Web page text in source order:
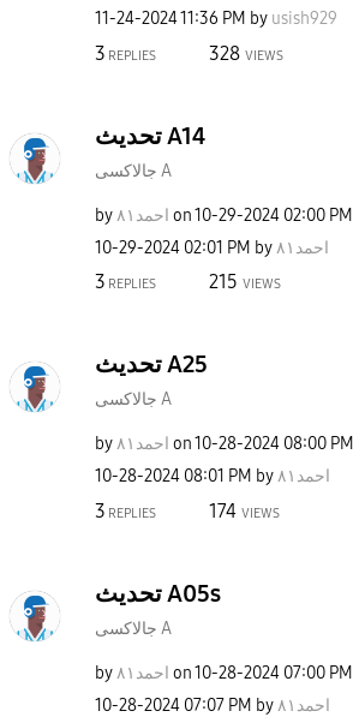
‎11-24-202411:36 PM by usish929
3 REPLIES 328 VIEWS
تحديث A14
جالاكسى A
by احمد٨١ on‎10-29-2024 02:00 PM
‎10-29-2024 02:01 PM by احمد٨١
3 REPLIES 215 VIEWS
تحديث A25
جالاكسى A
by احمد٨١ on‎10-28-2024 08:00 PM
‎10-28-2024 08:01 PM by احمد٨١
3 REPLIES 174 VIEWS
تحديث A05s
جالاكسى A
by احمد٨١ on‎10-28-2024 07:00 PM
‎10-28-2024 07:07 PM by احمد٨١